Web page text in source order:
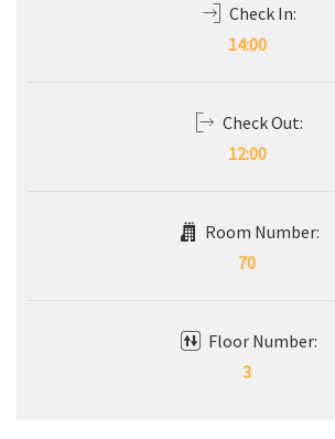
Check In:
14:00
Check Out:
12:00
Room Number:
70
Floor Number:
3